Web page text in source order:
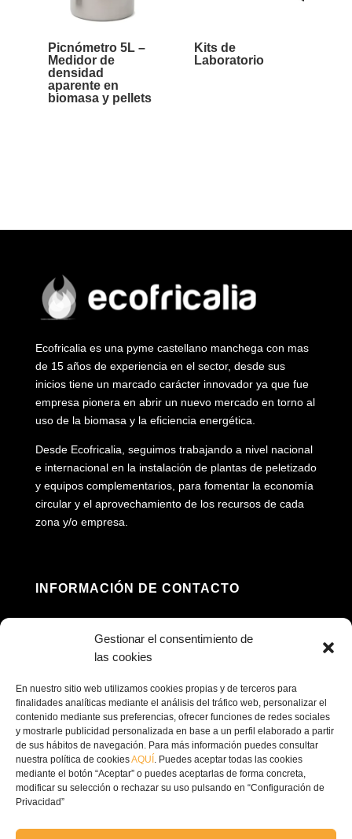
Gestionar el consentimiento de
las cookies
En nuestro sitio web utilizamos cookies propias y de terceros para
finalidades analíticas mediante el análisis del tráfico web, personalizar el
contenido mediante sus preferencias, ofrecer funciones de redes sociales
y mostrarle publicidad personalizada en base a un perfil elaborado a partir
de sus hábitos de navegación. Para más información puedes consultar
nuestra política de cookiesAQUÍ . Puedes aceptar todas las cookies
mediante el botón “Aceptar” o puedes aceptarlas de forma concreta,
modificar su selección o rechazar su uso pulsando en “Configuración de
Privacidad”
Picnómetro 5L –
Medidor de
densidad
aparente en
biomasa y pellets
Kits de
Laboratorio
Ecofricalia es una pyme castellano manchega con mas
de 15 años de experiencia en el sector, desde sus
inicios tiene un marcado carácter innovador ya que fue
empresa pionera en abrir un nuevo mercado en torno al
uso de la biomasa y la eficiencia energética.
Desde Ecofricalia, seguimos trabajando a nivel nacional
e internacional en la instalación de plantas de peletizado
y equipos complementarios, para fomentar la economía
circular y el aprovechamiento de los recursos de cada
zona y/o empresa.
INFORMACIÓN DE CONTACTO
Pedroñeras, Cuenca
 contacto@ecofricalia.com